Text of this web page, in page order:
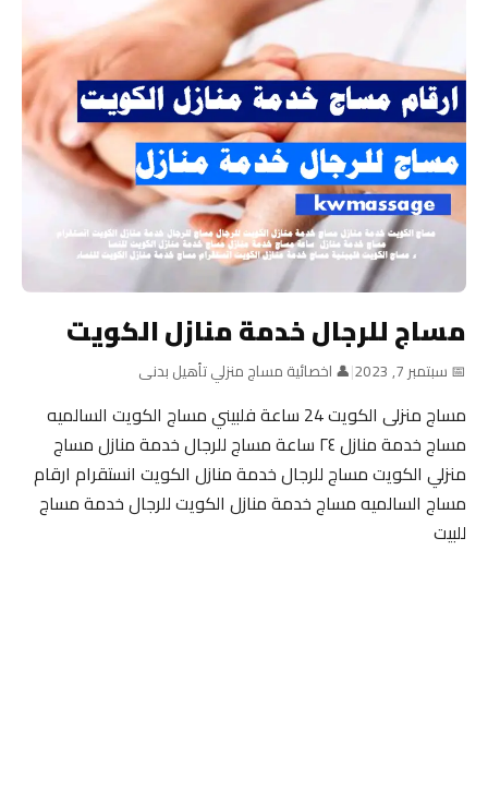
مساج للرجال خدمة منازل الكويت
📅 سبتمبر 7, 2023 |👤 اخصائية مساج منزلي تأهيل بدنى
مساج منزلى الكويت 24 ساعة فلبيني مساج الكويت السالميه
مساج خدمة منازل ٢٤ ساعة مساج للرجال خدمة منازل مساج
منزلي الكويت مساج للرجال خدمة منازل الكويت انستقرام ارقام
مساج السالميه مساج خدمة منازل الكويت للرجال خدمة مساج
للبيت